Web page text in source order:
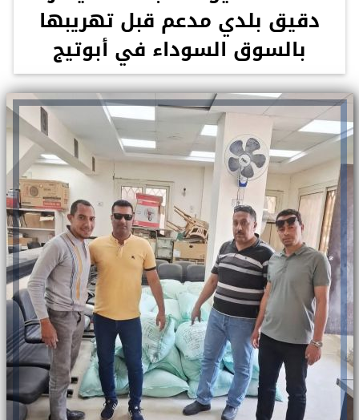
دقيق بلدي مدعم قبل تهريبها
بالسوق السوداء في أبوتيج